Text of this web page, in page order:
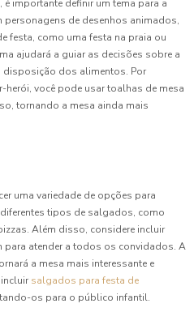
importante definir um tema para a
personagens de desenhos animados,
festa, como uma festa na praia ou
ajudará a guiar as decisões sobre a
disposição dos alimentos. Por
herói, você pode usar toalhas de mesa
tornando a mesa ainda mais
uma variedade de opções para
tipos de salgados, como
Além disso, considere incluir
para atender a todos os convidados. A
a mesa mais interessante e
salgados para festa de
os para o público infantil.